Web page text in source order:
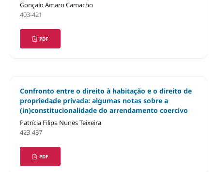
Gonçalo Amaro Camacho
403-421
PDF
Confronto entre o direito à habitação e o direito de
propriedade privada: algumas notas sobre a
(in)constitucionalidade do arrendamento coercivo
Patrícia Filipa Nunes Teixeira
423-437
PDF